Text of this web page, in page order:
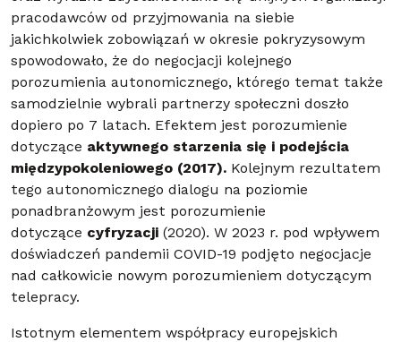
pracodawców od przyjmowania na siebie
jakichkolwiek zobowiązań w okresie pokryzysowym
spowodowało, że do negocjacji kolejnego
porozumienia autonomicznego, którego temat także
samodzielnie wybrali partnerzy społeczni doszło
dopiero po 7 latach. Efektem jest porozumienie
dotyczące aktywnego starzenia się i podejścia
międzypokoleniowego (2017). Kolejnym rezultatem
tego autonomicznego dialogu na poziomie
ponadbranżowym jest porozumienie
dotyczące cyfryzacji (2020). W 2023 r. pod wpływem
doświadczeń pandemii COVID-19 podjęto negocjacje
nad całkowicie nowym porozumieniem dotyczącym
telepracy.
Istotnym elementem współpracy europejskich